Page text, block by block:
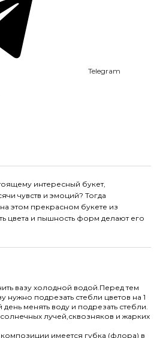
Telegram
интересный букет,
чувств и эмоций? Тогда
этом прекрасном букете из
цвета и пышность форм делают его
вазу холодной водой.Перед тем
нужно подрезать стебли цветов на 1
менять воду и подрезать стебли.
лучей,сквозняков и жарких
имеется губка (флора) в